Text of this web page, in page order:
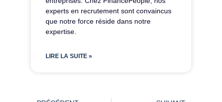
experts en recrutement sont convaincus
que notre force réside dans notre
expertise.
LIRE LA SUITE »